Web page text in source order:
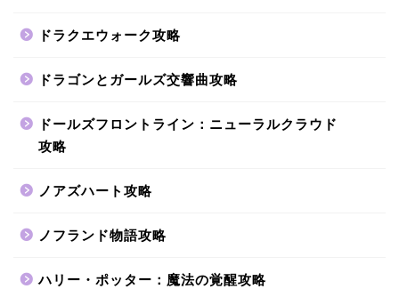
ドラクエウォーク攻略
ドラゴンとガールズ交響曲攻略
ドールズフロントライン：ニューラルクラウド
攻略
ノアズハート攻略
ノフランド物語攻略
ハリー・ポッター：魔法の覚醒攻略